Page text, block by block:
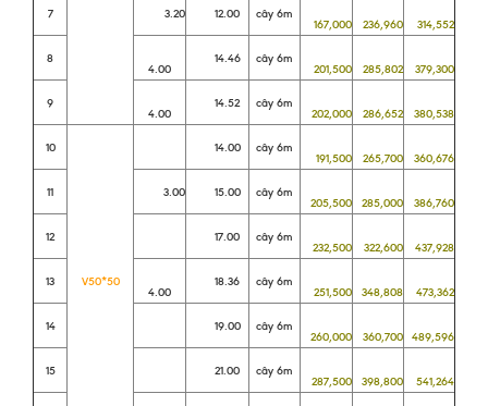
7 3.20 12.00 cây 6m
167,000 236,960 314,552
8
4.00
14.46 cây 6m
201,500 285,802 379,300
9
4.00
14.52 cây 6m
202,000 286,652 380,538
10
V50*50
14.00 cây 6m
191,500 265,700 360,676
11 3.00 15.00 cây 6m
205,500 285,000 386,760
12 17.00 cây 6m
232,500 322,600 437,928
13
4.00
18.36 cây 6m
251,500 348,808 473,362
14 19.00 cây 6m
260,000 360,700 489,596
15 21.00 cây 6m
287,500 398,800 541,264